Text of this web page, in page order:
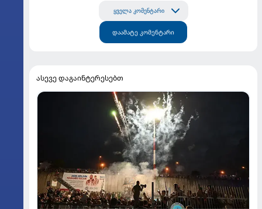
ყველა კომენტარი
დაამატე კომენტარი
ასევე დაგაინტერესებთ